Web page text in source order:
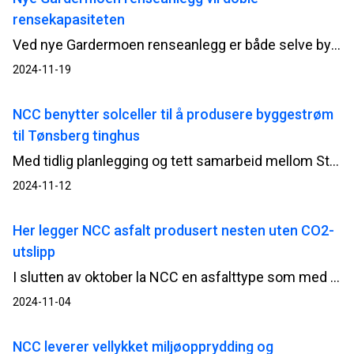
rensekapasiteten
Ved nye Gardermoen renseanlegg er både selve bygganlegget og utomhusarbeider ferdigstilt av NCC. I høst testes anlegget for å se at alt fungerer som det skal, fram til planlagt driftssettelse i januar 2025.
2024-11-19
NCC benytter solceller til å produsere byggestrøm
til Tønsberg tinghus
Med tidlig planlegging og tett samarbeid mellom Statsbygg som byggherre, prosjektledelse og leverandør, har Tønsberg tinghus-prosjektet gått foran med å integrere solenergi allerede i byggeperioden.
2024-11-12
Her legger NCC asfalt produsert nesten uten CO2-
utslipp
I slutten av oktober la NCC en asfalttype som med en nyutviklet metode fjerner så å si alle CO2-utslipp fra asfaltproduksjonen. Det fossile bindemiddelet bitumenolje er kastet ut og inn kommer et biogent bindemiddel basert på treolje.
2024-11-04
NCC leverer vellykket miljøopprydding og